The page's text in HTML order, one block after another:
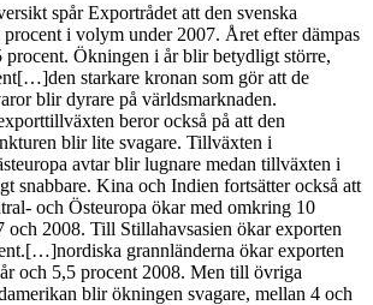
spår Exportrådet att den svenska
i volym under 2007. Året efter dämpas
Ökningen i år blir betydligt större,
starkare kronan som gör att de
blir dyrare på världsmarknaden.
beror också på att den
blir lite svagare. Tillväxten i
avtar blir lugnare medan tillväxten i
snabbare. Kina och Indien fortsätter också att
och Östeuropa ökar med omkring 10
och 2008. Till Stillahavsasien ökar exporten
grannländerna ökar exporten
och 5,5 procent 2008. Men till övriga
blir ökningen svagare, mellan 4 och